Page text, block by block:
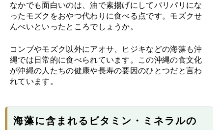
なかでも面白いのは、油で素揚げにしてパリパリにな
ったモズクをおやつ代わりに食べる点です。モズクせ
んべいといったところでしょうか。
コンブやモズク以外にアオサ、ヒジキなどの海藻も沖
縄では日常的に食べられています。この沖縄の食文化
が沖縄の人たちの健康や長寿の要因のひとつだと言わ
れています。
海藻に含まれるビタミン・ミネラルの